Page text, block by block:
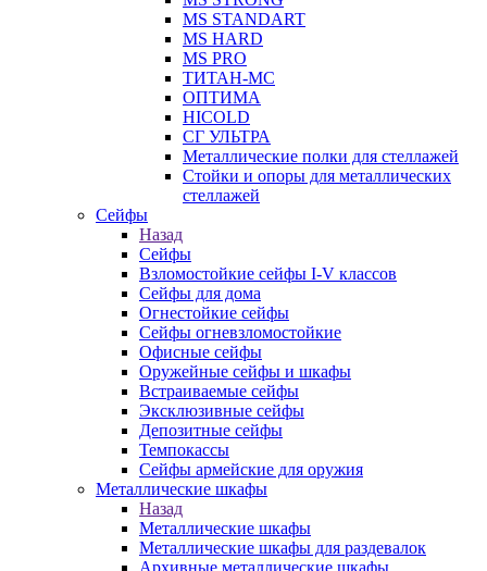
MS STANDART
MS HARD
MS PRO
ТИТАН-МС
ОПТИМА
HICOLD
СГ УЛЬТРА
Металлические полки для стеллажей
Стойки и опоры для металлических
стеллажей
Сейфы
Назад
Сейфы
Взломостойкие сейфы I-V классов
Сейфы для дома
Огнестойкие сейфы
Сейфы огневзломостойкие
Офисные сейфы
Оружейные сейфы и шкафы
Встраиваемые сейфы
Эксклюзивные сейфы
Депозитные сейфы
Темпокассы
Сейфы армейские для оружия
Металлические шкафы
Назад
Металлические шкафы
Металлические шкафы для раздевалок
Архивные металлические шкафы